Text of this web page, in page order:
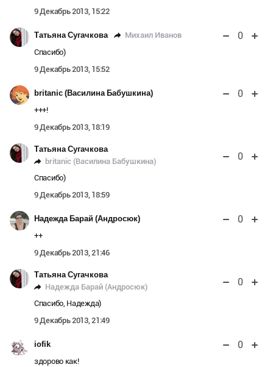
9 Декабрь 2013, 15:22
Татьяна Сугачкова Михаил Иванов 0
Спасибо)
9 Декабрь 2013, 15:52
britanic (Василина Бабушкина) 0
+++!
9 Декабрь 2013, 18:19
Татьяна Сугачкова
britanic (Василина Бабушкина)
0
Спасибо)
9 Декабрь 2013, 18:59
Надежда Барай (Андросюк) 0
++
9 Декабрь 2013, 21:46
Татьяна Сугачкова
Надежда Барай (Андросюк)
0
Спасибо, Надежда)
9 Декабрь 2013, 21:49
iofik 0
здорово как!